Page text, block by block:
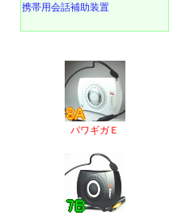
携帯用会話補助装置
パワギガＥ